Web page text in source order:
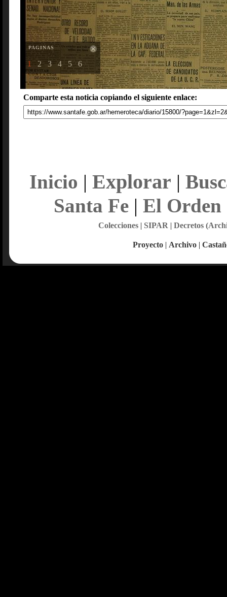
PAGINAS
1 2 3 4 5 6
Comparte esta noticia copiando el siguiente enlace:
Inicio | Explorar |
Santa Fe| El Orden
Colecciones| SIPAR | Decretos
Proyecto | Archivo |